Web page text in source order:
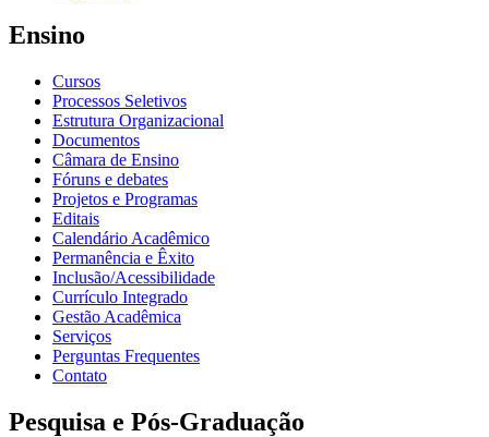
Ensino
Cursos
Processos Seletivos
Estrutura Organizacional
Documentos
Câmara de Ensino
Fóruns e debates
Projetos e Programas
Editais
Calendário Acadêmico
Permanência e Êxito
Inclusão/Acessibilidade
Currículo Integrado
Gestão Acadêmica
Serviços
Perguntas Frequentes
Contato
Pesquisa e Pós-Graduação